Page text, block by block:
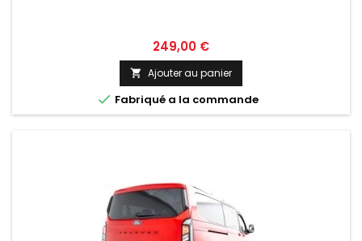
Prix
249,00 €
 Ajouter au panier
 Fabriqué a la commande